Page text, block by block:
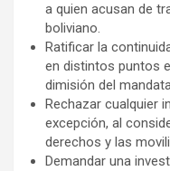
a quien acusan de
boliviano.
Ratificar la
en distintos puntos
dimisión del
Rechazar cualquier
excepción, al
derechos y las
Demandar una